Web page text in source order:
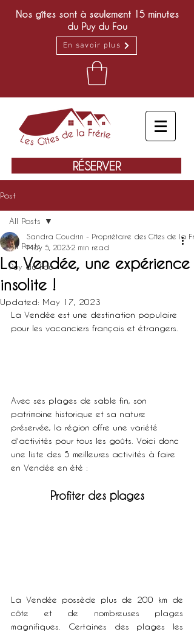
Nos gîtes sont à seulement 15 minutes
du Puy du Fou
En savoir plus
RÉSERVER
Post
All Posts
Puy du Fou
All Posts
La Vendée, une expérience
insolite !
Sandra Coudrin - Propriétaire des Gîtes de la
May 5, 2023 2 min read
Updated: May 17, 2023
La Vendée est une destination populaire
pour les vacanciers français et étrangers.
Avec ses plages de sable fin, son
patrimoine historique et sa nature
préservée, la région offre une variété
d'activités pour tous les goûts. Voici donc
une liste des 5 meilleures activités à faire
en Vendée en été :
Profiter des plages
La Vendée possède plus de 200 km de
côte et de nombreuses plages
magnifiques. Certaines des plages les